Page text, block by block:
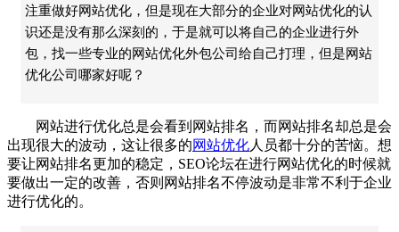
注重做好网站优化，但是现在大部分的企业对网站优化的认
识还是没有那么深刻的，于是就可以将自己的企业进行外
包，找一些专业的网站优化外包公司给自己打理，但是网站
优化公司哪家好呢？
网站进行优化总是会看到网站排名，而网站排名却总是会
出现很大的波动，这让很多的网站优化人员都十分的苦恼。想
要让网站排名更加的稳定， SEO论坛在进行网站优化的时候就
要做出一定的改善，否则网站排名不停波动是非常不利于企业
进行优化的。